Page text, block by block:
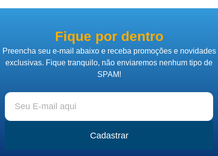
Fique por dentro
Preencha seu e-mail abaixo e receba promoções e novidades
exclusivas. Fique tranquilo, não enviaremos nenhum tipo de
SPAM!
Cadastrar